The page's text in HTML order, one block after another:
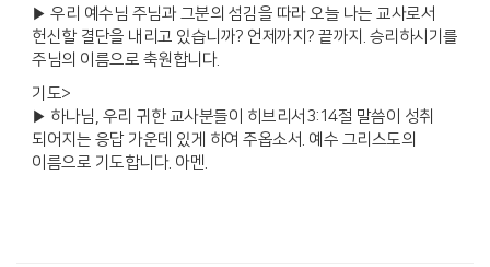
▶ 우리 예수님 주님과 그분의 섬김을 따라 오늘 나는 교사로서
헌신할 결단을 내리고 있습니까? 언제까지? 끝까지. 승리하시기를
주님의 이름으로 축원합니다.
기도>
▶ 하나님, 우리 귀한 교사분들이 히브리서3:14절 말씀이 성취
되어지는 응답 가운데 있게 하여 주옵소서. 예수 그리스도의
이름으로 기도합니다. 아멘.